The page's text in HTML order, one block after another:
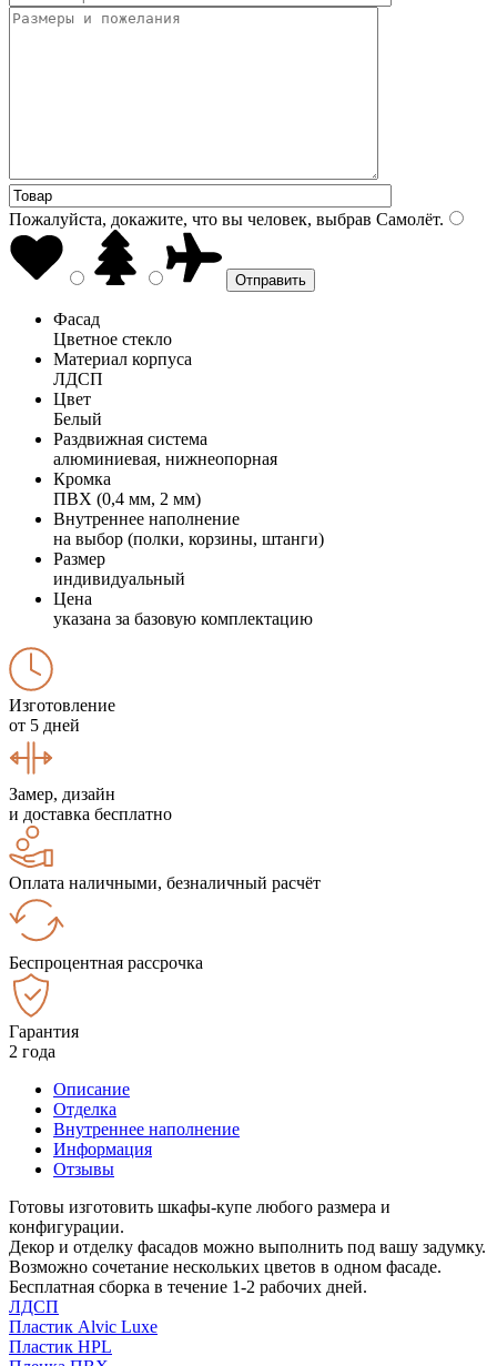
Пожалуйста, докажите, что вы человек, выбрав Самолёт.
Фасад
Цветное стекло
Материал корпуса
ЛДСП
Цвет
Белый
Раздвижная система
алюминиевая, нижнеопорная
Кромка
ПВХ (0,4 мм, 2 мм)
Внутреннее наполнение
на выбор (полки, корзины, штанги)
Размер
индивидуальный
Цена
указана за базовую комплектацию
Изготовление
от 5 дней
Замер, дизайн
и доставка бесплатно
Оплата наличными, безналичный расчёт
Беспроцентная рассрочка
Гарантия
2 года
Описание
Отделка
Внутреннее наполнение
Информация
Отзывы
Готовы изготовить шкафы-купе любого размера и
конфигурации.
Декор и отделку фасадов можно выполнить под вашу задумку.
Возможно сочетание нескольких цветов в одном фасаде.
Бесплатная сборка в течение 1-2 рабочих дней.
ЛДСП
Пластик Alvic Luxe
Пластик HPL